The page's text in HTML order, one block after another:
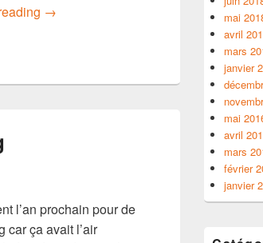
Défiblog en Creuse : L’atelier média en
→
l’an prochain pour de
car ça avait l’air
mai
avril
mars
janvier
mai
avril
mars
février
janvier